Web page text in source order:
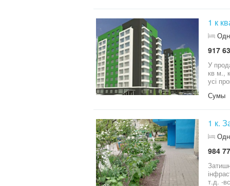
1 к
917
У
кв м., кухня 9 кв.м Зроблено частково
усі
Сумы
1 к.
984
інфраструктура, школи,
т.д. -